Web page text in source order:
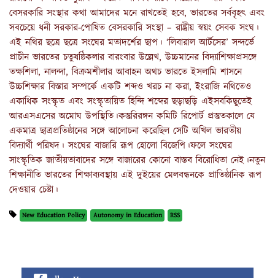
বেসরকারি সংস্থার কথা আমাদের মনে রাখতেই হবে, ভারতের সর্ববৃহৎ এবং
সবচেয়ে ধনী সরকার-পোষিত বেসরকারি সংস্থা – রাষ্ট্রীয় স্বয়ং সেবক সংঘ।
এই নথির ছত্রে ছত্রে সংঘের মতাদর্শের ছাপ। ‘লিবারাল আর্টসের’ সন্দর্ভে
প্রাচীন ভারতের চতুষষ্ঠিকলার বারংবার উল্লেখ, উচ্চমানের বিদ্যাশিক্ষাপ্রসঙ্গে
তক্ষশিলা, নালন্দা, বিক্রমশীলার আবাহন অথচ ভারতে ইসলামি শাসনে
উচ্চশিক্ষার বিস্তার সম্পর্কে একটি শব্দও খরচ না করা, ইংরাজি নথিতেও
একাধিক সংস্কৃত এবং সংস্কৃতায়িত হিন্দি শব্দের ছড়াছড়ি এইসবকিছুতেই
আরএসএসের অমোঘ উপস্থিতি।কস্তুরিরঙ্গন কমিটি রিপোর্ট প্রস্তুতকালে যে
একমাত্র ছাত্রপ্রতিষ্ঠানের সঙ্গে আলোচনা করেছিল সেটি অখিল ভারতীয়
বিদ্যার্থী পরিষদ। সংঘের বাজারি রূপ হোলো বিজেপি।ফলে সংঘের
সাংস্কৃতিক জাতীয়তাবাদের সঙ্গে বাজারের কোনো বাস্তব বিরোধিতা নেই।নতুন
শিক্ষানীতি ভারতের শিক্ষাব্যবস্থায় এই দুইয়ের মেলবন্ধনকে প্রাতিষ্ঠানিক রূপ
দেওয়ার চেষ্টা।
New Education Policy Autonomy in Education RSS